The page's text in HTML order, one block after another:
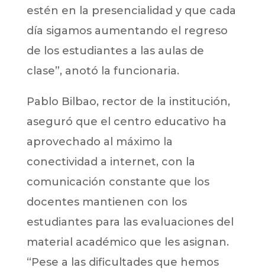
estén en la presencialidad y que cada
día sigamos aumentando el regreso
de los estudiantes a las aulas de
clase”, anotó la funcionaria.
Pablo Bilbao, rector de la institución,
aseguró que el centro educativo ha
aprovechado al máximo la
conectividad a internet, con la
comunicación constante que los
docentes mantienen con los
estudiantes para las evaluaciones del
material académico que les asignan.
“Pese a las dificultades que hemos